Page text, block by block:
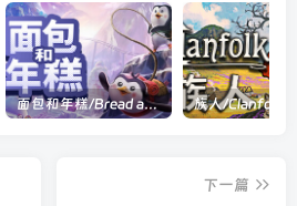
面包和年糕/Bread and Fred Build.21411256|动作冒险|容量1.1GB|官方中文版
下一篇